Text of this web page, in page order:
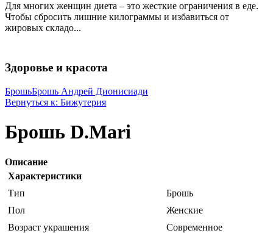
Для многих женщин диета – это жесткие ограничения в еде.
Чтобы сбросить лишние килограммы и избавиться от
жировых складо...
Здоровье и красота
БрошьБрошь Андрей Дионисиади
Вернуться к: Бижутерия
Брошь D.Mari
Описание
Характеристики
Тип
Брошь
Пол
Женские
Возраст украшения
Современное